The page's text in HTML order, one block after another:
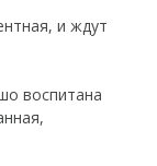
и ждут
воспитана